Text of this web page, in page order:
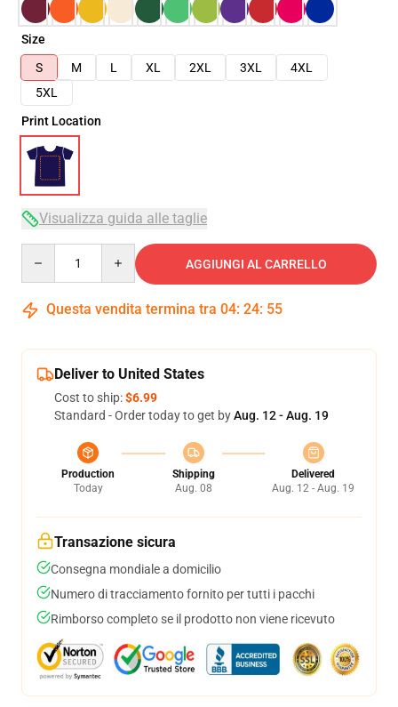
Size
S
M L XL 2XL 3XL
4XL
5XL
Print Location
Visualizza guida alle taglie
AGGIUNGI AL CARRELLO
Questa vendita termina tra 04: 24: 54
Deliver to United States
Cost to ship:$6.99
Standard - Order today to get byAug. 12 - Aug. 19
Production
Today
Shipping
Aug. 08
Delivered
Aug. 12 - Aug. 19
Transazione sicura
Consegna mondiale a domicilio
Numero di tracciamento fornito per tutti i pacchi
Rimborso completo se il prodotto non viene ricevuto